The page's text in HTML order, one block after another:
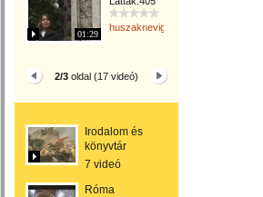
01:29
huszaknevighgabriella
2/3 oldal (17 videó)
Irodalom és
könyvtár
7 videó
Róma